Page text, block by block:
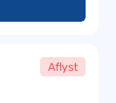
Aflyst